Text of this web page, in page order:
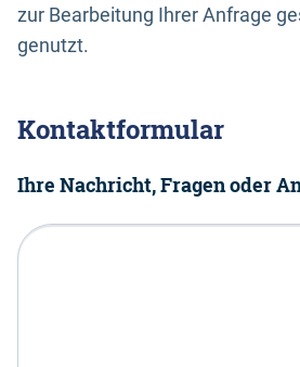
zur Bearbeitung Ihrer Anfrage
genutzt.
Kontaktformular
Ihre Nachricht, Fragen oder